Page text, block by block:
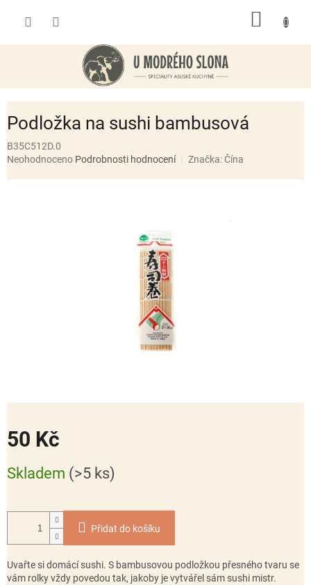
Podložka na sushi bambusová
B35C512D.0
Průměrné
Neohodnoceno Podrobnosti hodnocení Značka: Čína
50 Kč
cena:
Skladem (>5 ks)
Přidat do košíku
Uvařte si domácí sushi. S bambusovou podložkou přesného tvaru se
vám rolky vždy povedou tak, jakoby je vytvářel sám sushi mistr.